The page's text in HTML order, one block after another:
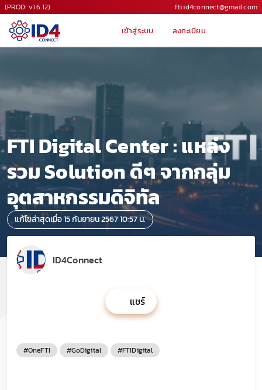
(PROD: v1.6.12) fti.id4connect@gmail.com
เข้าสู่ระบบ ลงทะเบียน
FTI Digital Center : แหล่ง
รวม Solution ดีๆ จากกลุ่ม
อุตสาหกรรมดิจิทัล
แก้ไขล่าสุดเมื่อ 15 กันยายน 2567 10:57 น.
ID4Connect
แชร์
#OneFTI #GoDigital #FTIDigital